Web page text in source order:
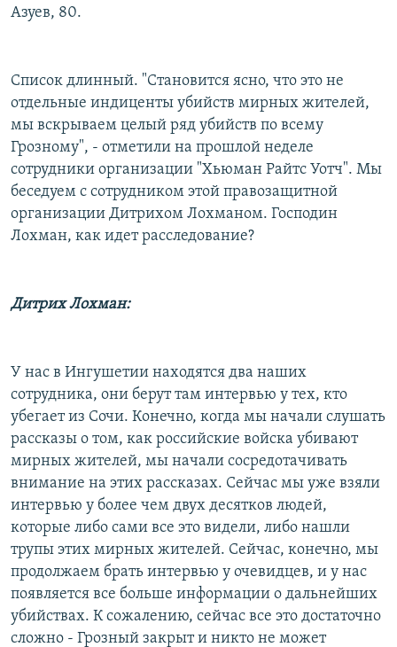
Азуев, 80.
Список длинный. "Становится ясно, что это не
отдельные индиценты убийств мирных жителей,
мы вскрываем целый ряд убийств по всему
Грозному", - отметили на прошлой неделе
сотрудники организации "Хьюман Райтс Уотч". Мы
беседуем с сотрудником этой правозащитной
организации Дитрихом Лохманом. Господин
Лохман, как идет расследование?
Дитрих Лохман:
У нас в Ингушетии находятся два наших
сотрудника, они берут там интервью у тех, кто
убегает из Сочи. Конечно, когда мы начали слушать
рассказы о том, как российские войска убивают
мирных жителей, мы начали сосредотачивать
внимание на этих рассказах. Сейчас мы уже взяли
интервью у более чем двух десятков людей,
которые либо сами все это видели, либо нашли
трупы этих мирных жителей. Сейчас, конечно, мы
продолжаем брать интервью у очевидцев, и у нас
появляется все больше информации о дальнейших
убийствах. К сожалению, сейчас все это достаточно
сложно - Грозный закрыт и никто не может